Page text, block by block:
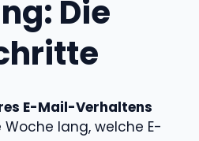
Die
E-Mail-Verhaltens
lang, welche E-